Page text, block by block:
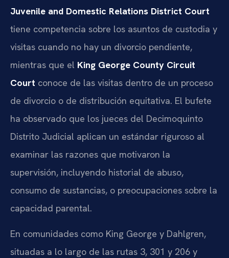
Juvenile and Domestic Relations District Court
tiene competencia sobre los asuntos de custodia y
visitas cuando no hay un divorcio pendiente,
mientras que el King George County Circuit
Court conoce de las visitas dentro de un proceso
de divorcio o de distribución equitativa. El bufete
ha observado que los jueces del Decimoquinto
Distrito Judicial aplican un estándar riguroso al
examinar las razones que motivaron la
supervisión, incluyendo historial de abuso,
consumo de sustancias, o preocupaciones sobre la
capacidad parental.
En comunidades como King George y Dahlgren,
situadas a lo largo de las rutas 3, 301 y 206 y